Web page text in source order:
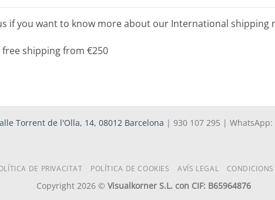
if you want to know more about our International shipping
shipping from €250
Torrent de l'Olla, 14, 08012 Barcelona | 930 107 295 |
DE PRIVACITAT POLÍTICA DE COOKIES AVÍS LEGAL CONDICIONS
Copyright 2026 © Visualkorner S.L. con CIF: B65964876